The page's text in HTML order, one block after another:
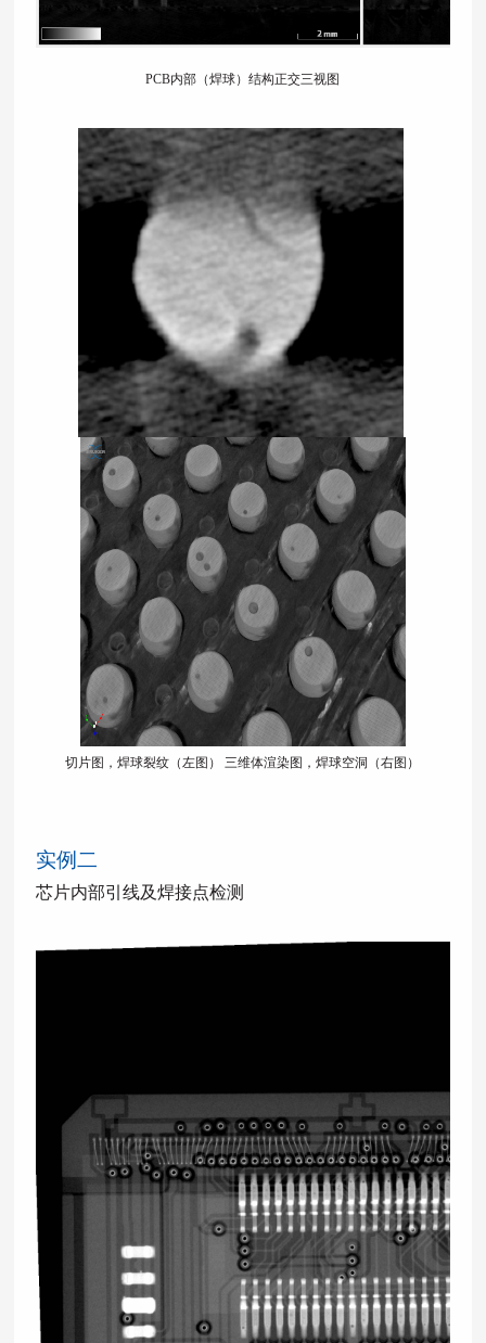
PCB内部（焊球）结构正交三视图
切片图，焊球裂纹（左图） 三维体渲染图，焊球空洞（右图）
实例二
芯片内部引线及焊接点检测